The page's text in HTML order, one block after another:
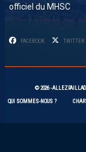
officiel du MHSC
FACEBOOK TWITTER
© 2026 -
QUI SOMMES-NOUS ?